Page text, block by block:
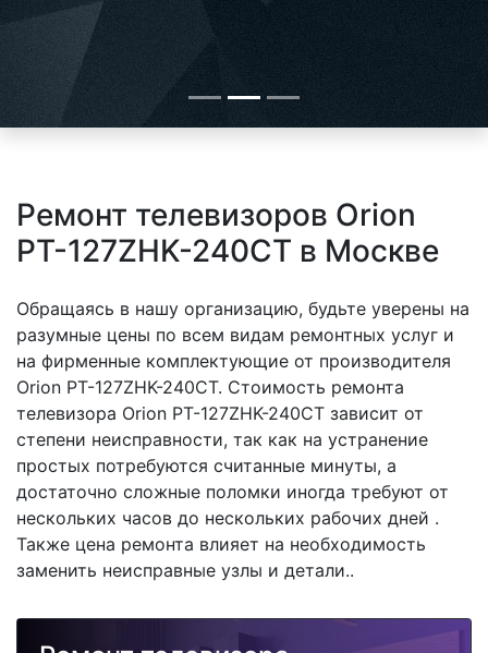
Ремонт телевизоров Orion
PT-127ZHK-240CT в Москве
Обращаясь в нашу организацию, будьте уверены на
разумные цены по всем видам ремонтных услуг и
на фирменные комплектующие от производителя
Orion PT-127ZHK-240CT. Стоимость ремонта
телевизора Orion PT-127ZHK-240CT зависит от
степени неисправности, так как на устранение
простых потребуются считанные минуты, а
достаточно сложные поломки иногда требуют от
нескольких часов до нескольких рабочих дней .
Также цена ремонта влияет на необходимость
заменить неисправные узлы и детали..